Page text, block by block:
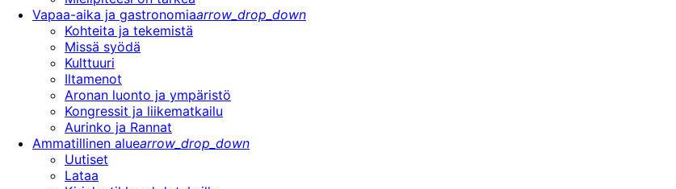
Vapaa-aika ja gastronomiaarrow_drop_down
Kohteita ja tekemistä
Missä syödä
Kulttuuri
Iltamenot
Aronan luonto ja ympäristö
Kongressit ja liikematkailu
Aurinko ja Rannat
Ammatillinen aluearrow_drop_down
Uutiset
Lataa